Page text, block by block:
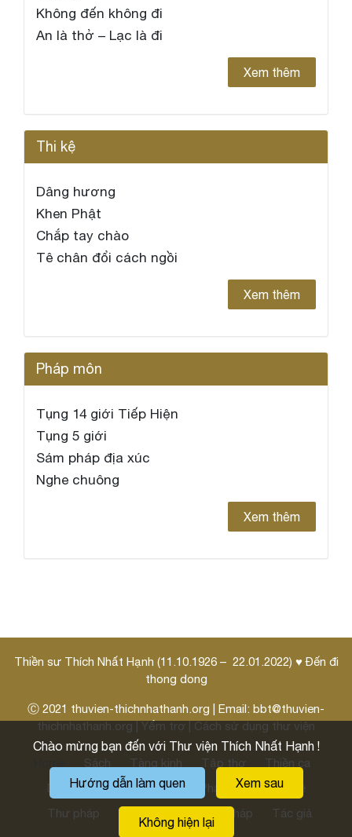
Không đến không đi
An là thở – Lạc là đi
Xem thêm
Thi kệ
Dâng hương
Khen Phật
Chắp tay chào
Tê chân đổi cách ngồi
Xem thêm
Pháp môn
Tụng 14 giới Tiếp Hiện
Tụng 5 giới
Sám pháp địa xúc
Nghe chuông
Xem thêm
Thiền sư Thích Nhất Hạnh (11.10.1926 – 22.01.2022) ♥ Đến đi
thong dong
Ⓒ 2021 thuvien-thichnhathanh.org | Email: bbt@thuvien-
thichnhathanh.org
Yểm trợ Cách sử dụng thư viện
Sách Tàng kinh Tập thơ
Thiền ca
Danh ngôn
Pháp thoại Pháp môn
Thi kệ
Thư pháp
Thư thầy Hoằng pháp Tác giả
Chào mừng bạn đến với Thư viện Thích Nhất Hạnh !
Hướng dẫn làm quen Xem sau
Không hiện lại